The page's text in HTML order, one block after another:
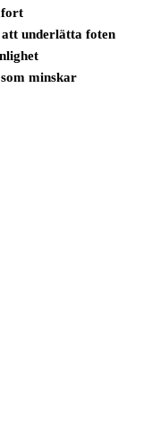
underlätta foten
minskar